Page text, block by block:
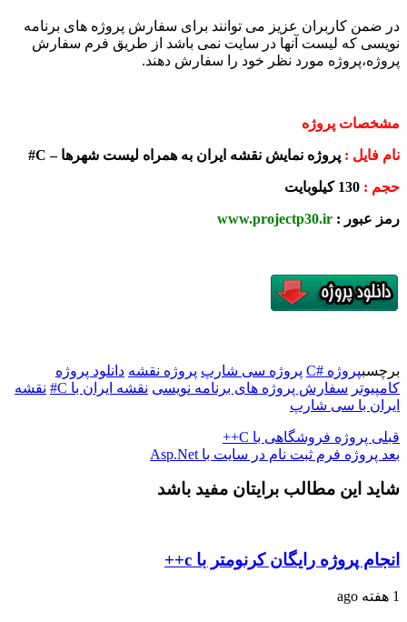
در ضمن کاربران عزیز می توانند برای سفارش پروژه های برنامه
نویسی که لیست آنها در سایت نمی باشد از طریق فرم سفارش
پروژه،پروژه مورد نظر خود را سفارش دهند.
مشخصات پروژه
نام فایل : پروژه نمایش نقشه ایران به همراه لیست شهرها – C#
حجم :
رمز عبور : www.projectp30.ir
برچسبپروژه #C پروژه سی شارپ پروژه نقشه دانلود پروژه
کامپیوتر سفارش پروژه های برنامه نویسی نقشه ایران با C#
نقشه
ایران با سی شارپ
قبلی پروژه فروشگاهی با C++
بعد پروژه فرم ثبت نام در سایت با Asp.Net
شاید این مطالب برایتان مفید باشد
انجام پروژه رایگان کرنومتر با c++
1 هفته ago